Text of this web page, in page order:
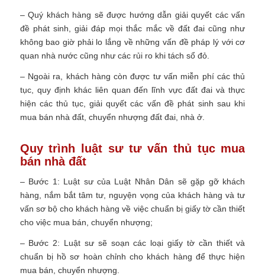
– Quý khách hàng sẽ được hướng dẫn giải quyết các vấn
đề phát sinh, giải đáp mọi thắc mắc về đất đai cũng như
không bao giờ phải lo lắng về những vấn đề pháp lý với cơ
quan nhà nước cũng như các rủi ro khi tách sổ đỏ.
– Ngoài ra, khách hàng còn được tư vấn miễn phí các thủ
tục, quy định khác liên quan đến lĩnh vực đất đai và thực
hiện các thủ tục, giải quyết các vấn đề phát sinh sau khi
mua bán nhà đất, chuyển nhượng đất đai, nhà ở.
Quy trình luật sư tư vấn thủ tục mua
bán nhà đất
– Bước 1: Luật sư của Luật Nhân Dân sẽ gặp gỡ khách
hàng, nắm bắt tâm tư, nguyện vọng của khách hàng và tư
vấn sơ bộ cho khách hàng về việc chuẩn bị giấy tờ cần thiết
cho việc mua bán, chuyển nhượng;
– Bước 2: Luật sư sẽ soạn các loại giấy tờ cần thiết và
chuẩn bị hồ sơ hoàn chỉnh cho khách hàng để thực hiện
mua bán, chuyển nhượng.